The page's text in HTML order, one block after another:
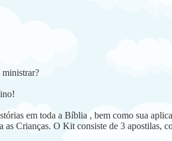
ministrar?
em toda a Bíblia , bem como sua
Crianças. O Kit consiste de 3 apostilas,